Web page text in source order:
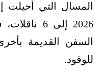
المسال التي أُحيلت
2026 إلى
السفن القديمة
للوقود.